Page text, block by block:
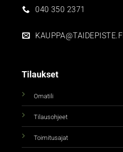
040 350 2371
KAUPPA@TAIDEPISTE.FI
Tilaukset
Omatili
Tilausohjeet
Toimitusajat